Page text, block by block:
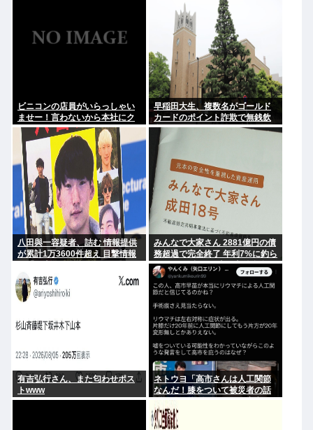
ビニコンの店員がいらっしゃい
ませー！言わないから本社にク
レームいれてやりましたよ！
www
早稲田大生、複数名がゴールド
カードのポイント詐欺で無銭飲
食
八田與一容疑者、詰む 情報提供
が累計1万3600件超え 目撃情報
みんなで大家さん 2881億円の債
務超過で完全終了 年利7%に釣ら
れた3万人超の弱者の老後資金
2000億円が消滅
有吉弘行さん、また匂わせポス
トwww
ネトウヨ「高市さんは人工関節
なんだ！膝をついて被災者の話
聞くとか拷問だろ！」⇒高市の
膝に人工関節の手術痕が見当た
らない